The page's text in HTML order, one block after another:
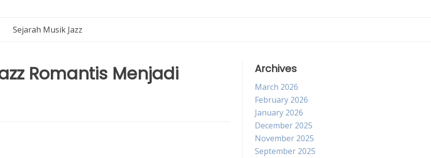
Sejarah Musik Jazz
Romantis Menjadi
Archives
March 2026
February 2026
January 2026
December 2025
November 2025
September 2025